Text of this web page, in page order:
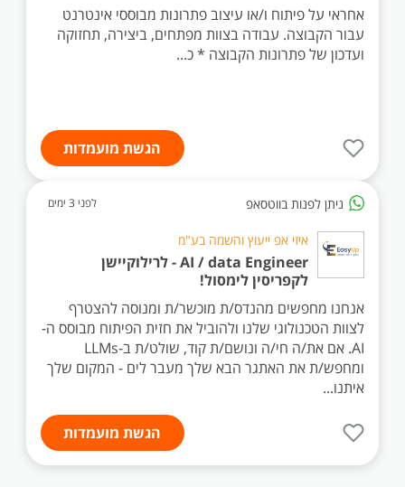
אחראי על פיתוח ו/או עיצוב פתרונות מבוססי אינטרנט
עבור הקבוצה. עבודה בצוות מפתחים, ביצירה, תחזוקה
ועדכון של פתרונות הקבוצה * כ...
הגשת מועמדות
ניתן לפנות בווטסאפ לפני 3 ימים
איזי אפ ייעוץ והשמה בע"מ
AI / data Engineer - לרילוקיישן
לקפריסין לימסול!
אנחנו מחפשים מהנדס/ת מוכשר/ת ומנוסה להצטרף
לצוות הטכנולוגי שלנו ולהוביל את חזית הפיתוח מבוסס ה-
AI. אם את/ה חי/ה ונושם/ת קוד, שולט/ת ב-LLMs
ומחפש/ת את האתגר הבא שלך מעבר לים - המקום שלך
איתנו...
הגשת מועמדות